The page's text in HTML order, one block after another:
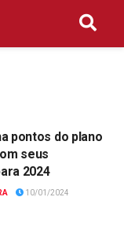
pontos do plano
seus
2024
10/01/2024